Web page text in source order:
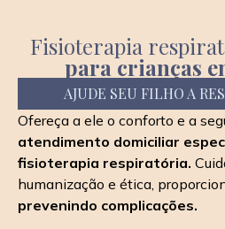
Fisioterapia
para crianças
AJUDE SEU FILHO A
Ofereça a ele o conforto e a
atendimento domiciliar
fisioterapia respiratória.
humanização e ética,
prevenindo complicações.